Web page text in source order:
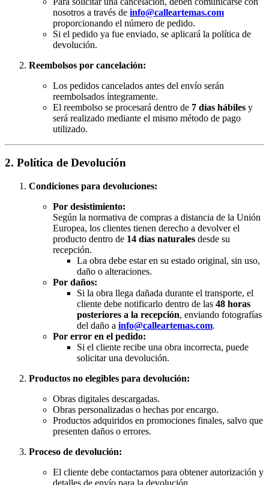
nosotros a través de info@calleartemas.com
proporcionando el número de pedido.
Si el pedido ya fue enviado, se aplicará la política de
devolución.
Reembolsos por cancelación:
Los pedidos cancelados antes del envío serán
reembolsados íntegramente.
El reembolso se procesará dentro de 7 días hábiles y
será realizado mediante el mismo método de pago
utilizado.
2. Política de Devolución
Condiciones para devoluciones:
Por desistimiento:
Según la normativa de compras a distancia de la Unión
Europea, los clientes tienen derecho a devolver el
producto dentro de 14 días naturales desde su
recepción.
La obra debe estar en su estado original, sin uso,
daño o alteraciones.
Por daños:
Si la obra llega dañada durante el transporte, el
cliente debe notificarlo dentro de las 48 horas
posteriores a la recepción, enviando fotografías
del daño a info@calleartemas.com.
Por error en el pedido:
Si el cliente recibe una obra incorrecta, puede
solicitar una devolución.
Productos no elegibles para devolución:
Obras digitales descargadas.
Obras personalizadas o hechas por encargo.
Productos adquiridos en promociones finales, salvo que
presenten daños o errores.
Proceso de devolución:
El cliente debe contactarnos para obtener autorización y
detalles de envío para la devolución.